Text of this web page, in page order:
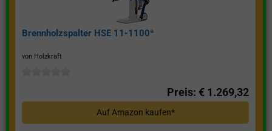
Brennholzspalter HSE 11-1100*
von Holzkraft
Preis: € 1.269,32
Auf Amazon kaufen*